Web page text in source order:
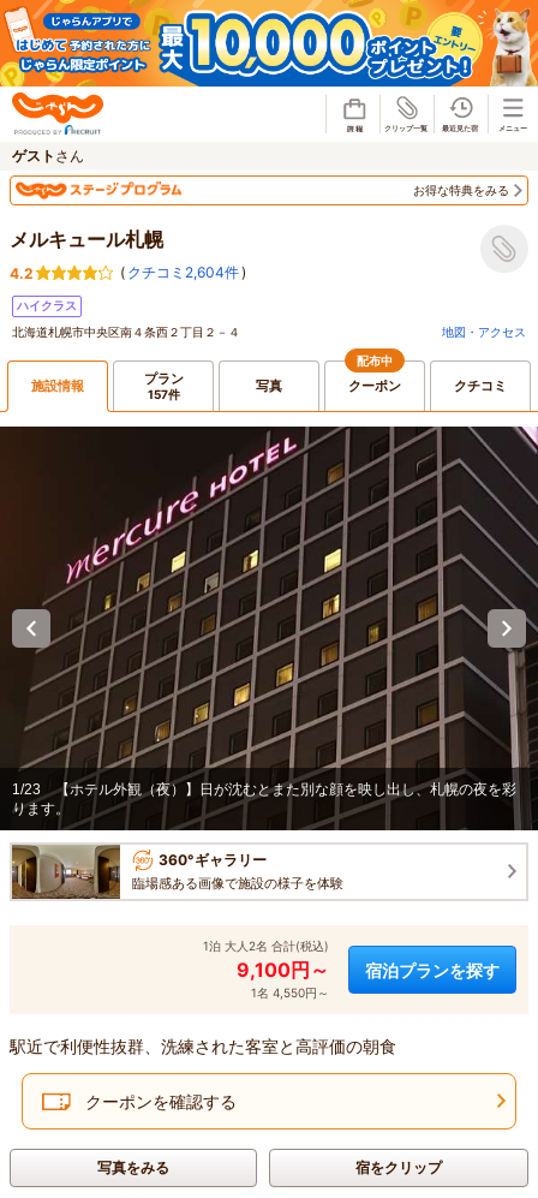
ゲスト さん
お得な特典をみる
メルキュール札幌
4.2 ( クチコミ2,604件)
ハイクラス
北海道札幌市中央区南４条西２丁目２－４
地図・アクセス
施設情報 プラン
157件 写真
配布中
クーポン クチコミ
1/23
【ホテル外観（夜）】日が沈むとまた別な顔を映し出し、札幌の夜を彩
ります。
360°ギャラリー
臨場感ある画像で施設の様子を体験
1泊 大人2名 合計(税込)
9,100円～
1名 4,550円～
宿泊プランを探す
駅近で利便性抜群、洗練された客室と高評価の朝食
クーポンを確認する
写真をみる 宿をクリップ